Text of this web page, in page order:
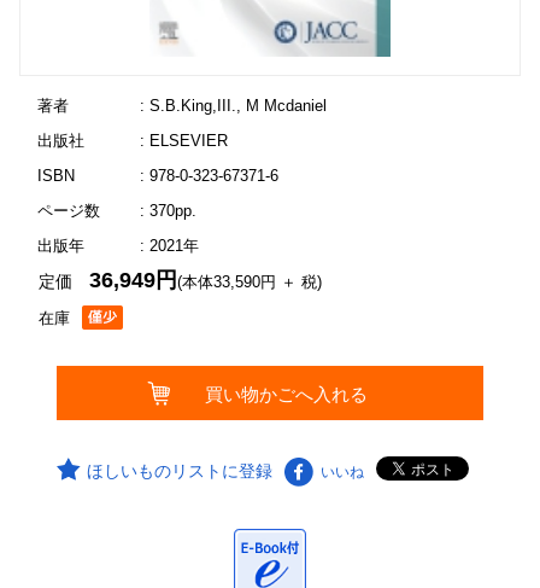
著者
: S.B.King,III., M Mcdaniel
出版社
: ELSEVIER
ISBN
: 978-0-323-67371-6
ページ数
: 370pp.
出版年
: 2021年
在庫
定価36,949円(本体33,590円 ＋ 税)
ほしいものリストに登録 いいね